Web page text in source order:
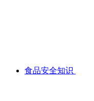
食品安全知识